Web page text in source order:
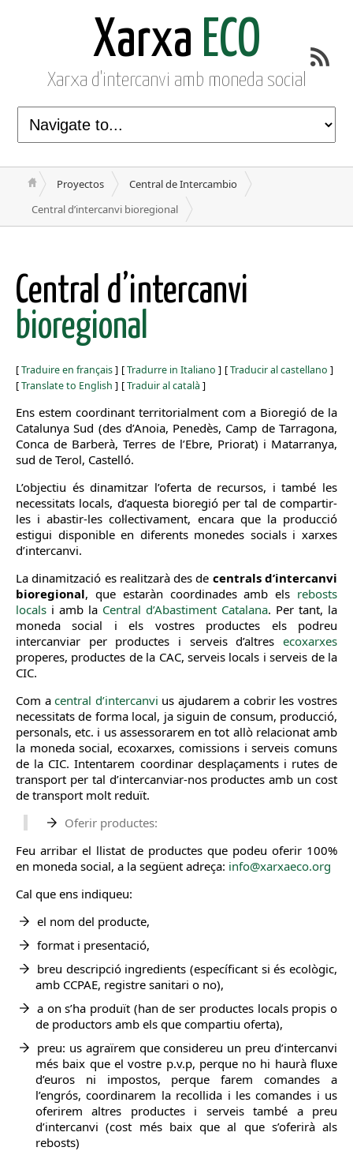
Xarxa ECO
Xarxa d'intercanvi amb moneda social
Proyectos
Central de Intercambio
Central d’intercanvi bioregional
Central d’intercanvi
bioregional
[Traduire en français] [Tradurre in Italiano ] [Traducir al castellano ]
[Translate to English ] [Traduir al català ]
Ens estem coordinant territorialment com a Bioregió de la
Catalunya Sud (des d’Anoia, Penedès, Camp de Tarragona,
Conca de Barberà, Terres de l’Ebre, Priorat) i Matarranya,
sud de Terol, Castelló.
L’objectiu és dinamitzar l’oferta de recursos, i també les
necessitats locals, d’aquesta bioregió per tal de compartir-
les i abastir-les col·lectivament, encara que la producció
estigui disponible en diferents monedes socials i xarxes
d’intercanvi.
La dinamització es realitzarà des de centrals d’intercanvi
bioregional, que estaràn coordinades amb els rebosts
locals i amb la Central d’Abastiment Catalana. Per tant, la
moneda social i els vostres productes els podreu
intercanviar per productes i serveis d’altres ecoxarxes
properes, productes de la CAC, serveis locals i serveis de la
CIC.
Com acentral d’intercanvi us ajudarem a cobrir les vostres
necessitats de forma local, ja siguin de consum, producció,
personals, etc. i us assessorarem en tot allò relacionat amb
la moneda social, ecoxarxes, comissions i serveis comuns
de la CIC. Intentarem coordinar desplaçaments i rutes de
transport per tal d’intercanviar-nos productes amb un cost
de transport molt reduït.
Oferir productes:
Feu arribar el llistat de productes que podeu oferir 100%
en moneda social, a la següent adreça: info@xarxaeco.org
Cal que ens indiqueu:
el nom del producte,
format i presentació,
breu descripció ingredients (específicant si és ecològic,
amb CCPAE, registre sanitari o no),
a on s’ha produït (han de ser productes locals propis o
de productors amb els que compartiu oferta),
preu: us agraïrem que considereu un preu d’intercanvi
més baix que el vostre p.v.p, perque no hi haurà fluxe
d’euros ni impostos, perque farem comandes a
l’engrós, coordinarem la recollida i les comandes i us
oferirem altres productes i serveis també a preu
d’intercanvi (cost més baix que al que s’oferirà als
rebosts)